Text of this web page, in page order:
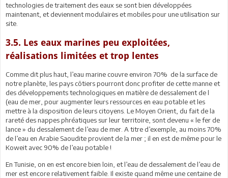
technologies de traitement des eaux se sont bien développées
maintenant, et deviennent modulaires et mobiles pour une utilisation sur
site.
3.5. Les eaux marines peu exploitées,
réalisations limitées et trop lentes
Comme dit plus haut, l’eau marine couvre environ 70% de la surface de
notre planète, les pays côtiers pourront donc profiter de cette manne et
des développements technologiques en matière de dessalement de l
(eau de mer, pour augmenter leurs ressources en eau potable et les
mettre à la disposition de leurs citoyens. Le Moyen Orient, du fait de la
rareté des nappes phréatiques sur leur territoire, sont devenu « le fer de
lance » du dessalement de l’eau de mer. A titre d’exemple, au moins 70%
de l’eau en Arabie Saoudite provient de la mer ; il en est de même pour le
Koweit avec 90% de l’eau potable !
En Tunisie, on en est encore bien loin, et l’eau de dessalement de l’eau de
mer est encore relativement faible. Il existe quand même une centaine de